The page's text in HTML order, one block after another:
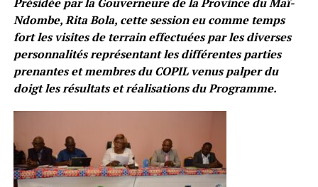
Ndombe, Rita Bola, cette session eu comme temps
fort les visites de terrain effectuées par les diverses
personnalités représentant les différentes parties
prenantes et membres du COPIL venus palper du
doigt les résultats et réalisations du Programme.